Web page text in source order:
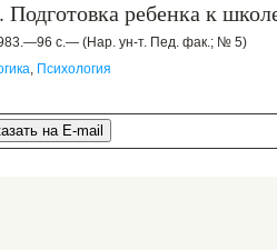
ребенка к
с.— (Нар. ун-т. Пед. фак.; № 5)
, Психология